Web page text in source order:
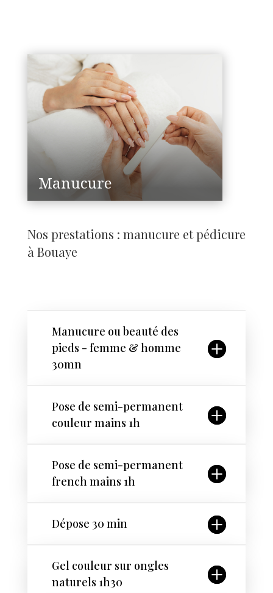
Manucure
Nos prestations : manucure et pédicure
à Bouaye
Manucure ou beauté des
pieds - femme & homme
30mn
Pose de semi-permanent
couleur mains 1h
Pose de semi-permanent
french mains 1h
Dépose 30 min
Gel couleur sur ongles
naturels 1h30